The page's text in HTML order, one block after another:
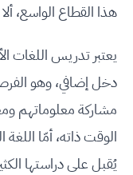
هذا القطاع الواسع،
يعتبر تدريس اللغات
دخل إضافي، وهو
مشاركة معلوماتهم
الوقت ذاته، أمّا
يُقبل على دراستها